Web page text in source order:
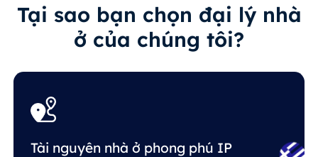
Tại sao bạn chọn đại lý nhà
ở của chúng tôi?
Tài nguyên nhà ở phong phú IP